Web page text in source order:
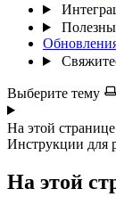
Выберите тему
На этой странице
Инструкции для
На этой